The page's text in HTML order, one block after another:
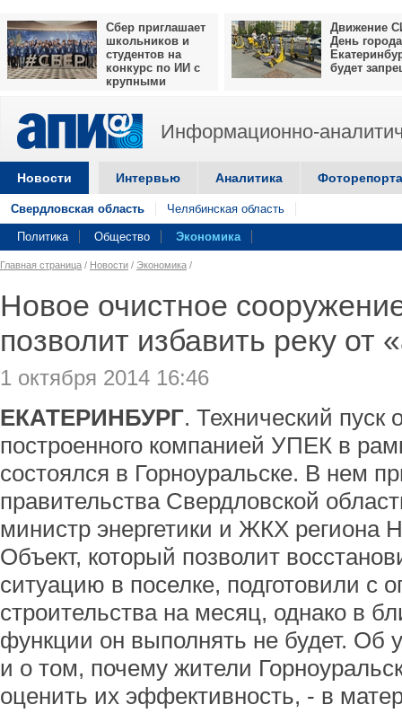
Сбер приглашает
школьников и
студентов на
конкурс по ИИ с
крупными
Движение
День города
будет
Информационно-
Новости Интервью Аналитика
Свердловская область Челябинская область
Политика Общество Экономика
Главная страница / Новости / Экономика /
Новое очистное
позволит избавить реку от
1 октября 2014 16:46
ЕКАТЕРИНБУРГ. Технический пуск
построенного компанией УПЕК в
состоялся в Горноуральске. В нем
правительства Свердловской
министр энергетики и ЖКХ региона
Объект, который позволит
ситуацию в поселке, подготовили с
строительства на месяц, однако в
функции он выполнять не будет. Об
и о том, почему жители
оценить их эффективность, - в